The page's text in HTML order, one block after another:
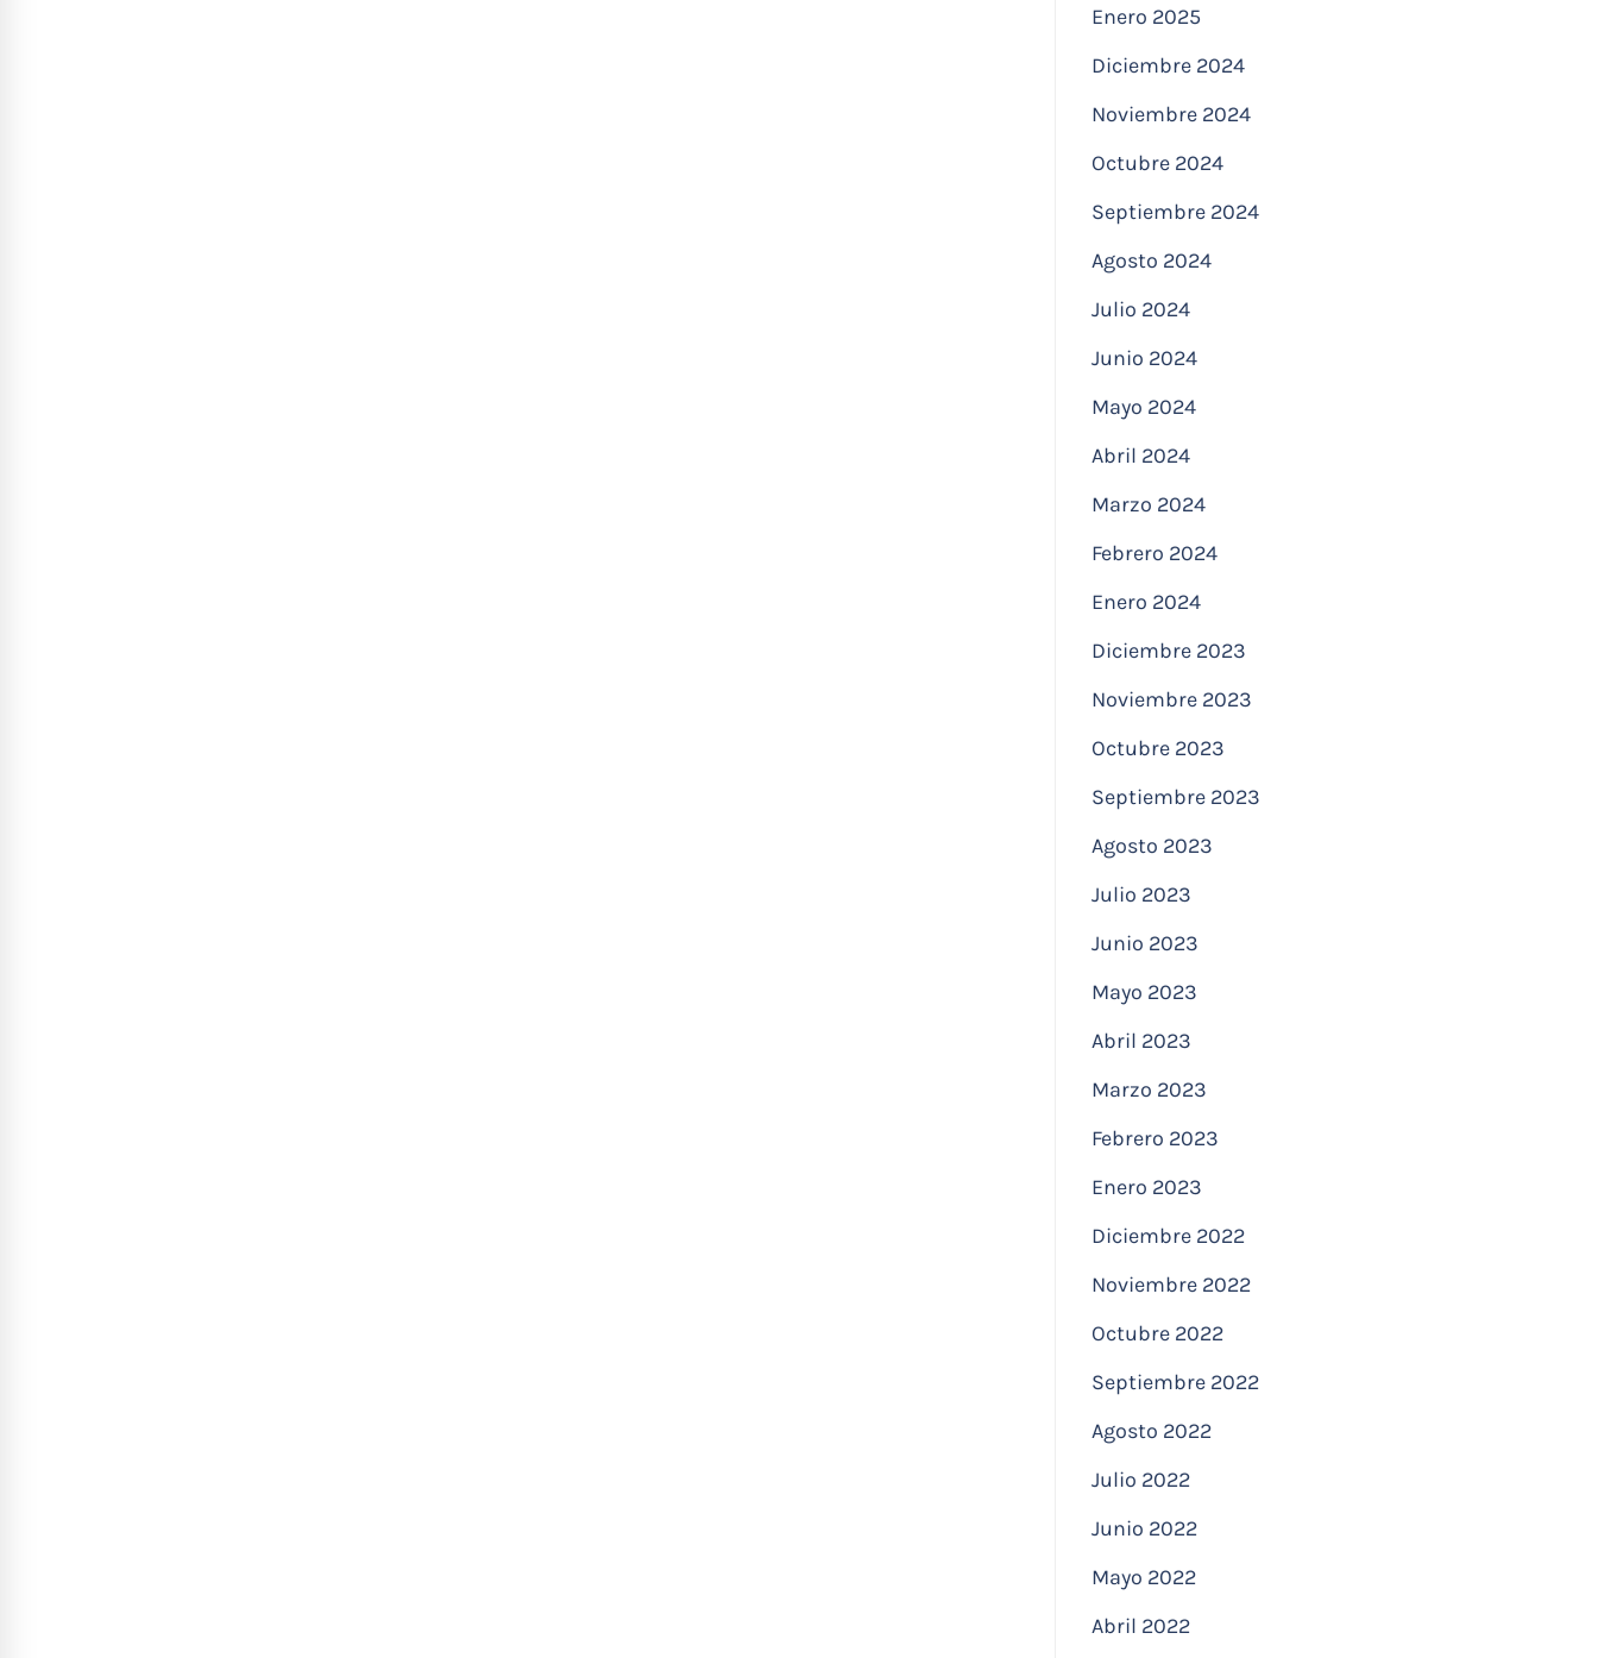
Enero 2025
Diciembre 2024
Noviembre 2024
Octubre 2024
Septiembre 2024
Agosto 2024
Julio 2024
Junio 2024
Mayo 2024
Abril 2024
Marzo 2024
Febrero 2024
Enero 2024
Diciembre 2023
Noviembre 2023
Octubre 2023
Septiembre 2023
Agosto 2023
Julio 2023
Junio 2023
Mayo 2023
Abril 2023
Marzo 2023
Febrero 2023
Enero 2023
Diciembre 2022
Noviembre 2022
Octubre 2022
Septiembre 2022
Agosto 2022
Julio 2022
Junio 2022
Mayo 2022
Abril 2022